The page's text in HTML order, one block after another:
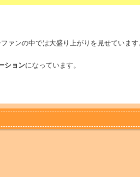
ァンの中では大盛り上がりを見せています
ションになっています。